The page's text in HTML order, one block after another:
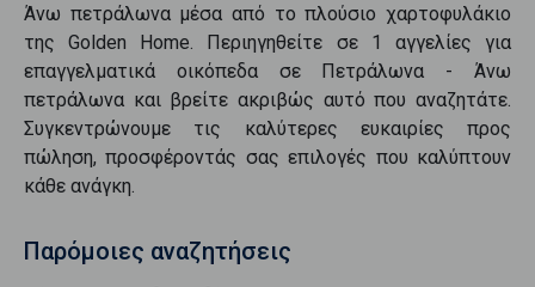
Άνω πετράλωναμέσα από το πλούσιο χαρτοφυλάκιο
της Golden Home. Περιηγηθείτε σε 1
αγγελίες για
επαγγελματικά οικόπεδασε Πετράλωνα - Άνω
πετράλωνα και βρείτε ακριβώς αυτό που αναζητάτε.
Συγκεντρώνουμε τις καλύτερες ευκαιρίες προς
πώληση, προσφέροντάς σας επιλογές που καλύπτουν
κάθε ανάγκη.
Παρόμοιες αναζητήσεις